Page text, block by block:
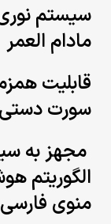
سیستم
مادام العمر
قابلیت
سورت دستی
مجهز به
الگوریتم
منوی فارسی